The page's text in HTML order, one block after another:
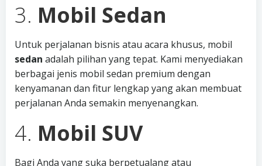
3. Mobil Sedan
Untuk perjalanan bisnis atau acara khusus, mobil
sedan adalah pilihan yang tepat. Kami menyediakan
berbagai jenis mobil sedan premium dengan
kenyamanan dan fitur lengkap yang akan membuat
perjalanan Anda semakin menyenangkan.
4. Mobil SUV
Bagi Anda yang suka berpetualang atau